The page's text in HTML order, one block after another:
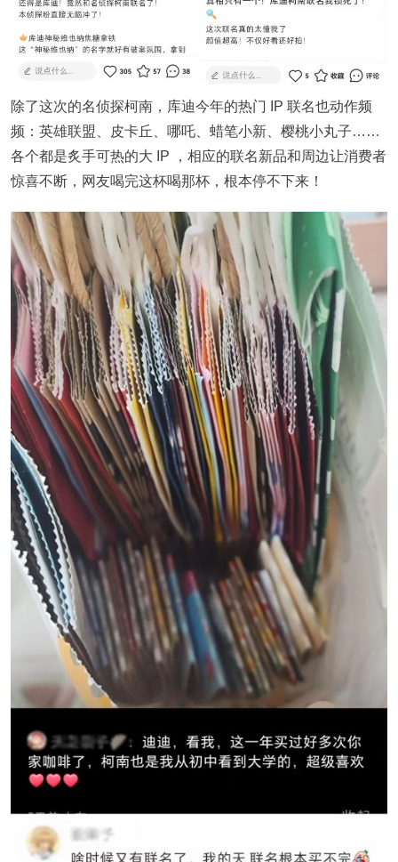
除了这次的名侦探柯南，库迪今年的热门 IP 联名也动作频
频：英雄联盟、皮卡丘、哪吒、蜡笔小新、樱桃小丸子……
各个都是炙手可热的大 IP ，相应的联名新品和周边让消费者
惊喜不断，网友喝完这杯喝那杯，根本停不下来！